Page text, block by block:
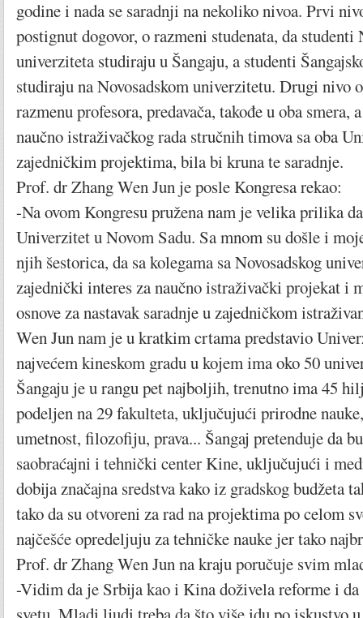
godine i nada se saradnji na nekoliko nivoa. Prvi
postignut dogovor, o razmeni studenata, da studenti
univerziteta studiraju u Šangaju, a studenti
studiraju na Novosadskom univerzitetu. Drugi nivo
razmenu profesora, predavača, takođe u oba smera,
naučno istraživačkog rada stručnih timova sa oba
zajedničkim projektima, bila bi kruna te saradnje.
Prof. dr Zhang Wen Jun je posle Kongresa rekao:
-Na ovom Kongresu pružena nam je velika prilika
Univerzitet u Novom Sadu. Sa mnom su došle i
njih šestorica, da sa kolegama sa Novosadskog
zajednički interes za naučno istraživački projekat i
osnove za nastavak saradnje u zajedničkom
Wen Jun nam je u kratkim crtama predstavio
najvećem kineskom gradu u kojem ima oko 50
Šangaju je u rangu pet najboljih, trenutno ima 45
podeljen na 29 fakulteta, uključujući prirodne
umetnost, filozofiju, prava... Šangaj pretenduje da
saobraćajni i tehnički center Kine, uključujući i
dobija značajna sredstva kako iz gradskog budžeta
tako da su otvoreni za rad na projektima po celom
najčešće opredeljuju za tehničke nauke jer tako
Prof. dr Zhang Wen Jun na kraju poručuje svim
-Vidim da je Srbija kao i Kina doživela reforme i